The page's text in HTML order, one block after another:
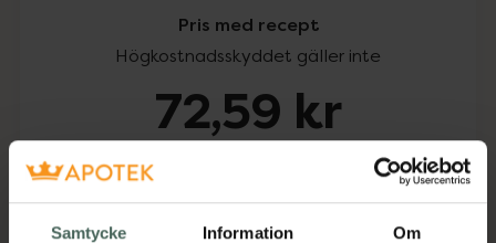
Samtycke Information Om
Pris med recept
Högkostnadsskyddet gäller inte
72,59 kr
Köp via ditt recept